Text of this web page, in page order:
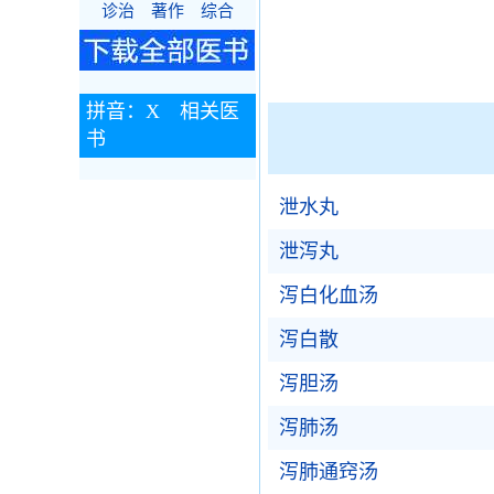
泄水丸
泄泻丸
泻白化血汤
泻白散
泻胆汤
泻肺汤
泻肺通窍汤
诊治 著作 综合
拼音：X 相关医
书